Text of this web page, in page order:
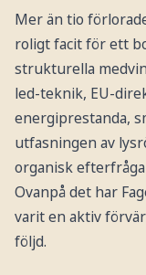
Mer än tio
roligt facit för ett
strukturella
led-teknik, EU-
energiprestanda,
utfasningen av
organisk
Ovanpå det har
varit en aktiv
följd.